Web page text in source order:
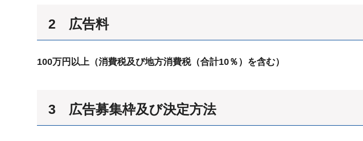
2 広告料
100万円以上（消費税及び地方消費税（合計10％）を含む）
3 広告募集枠及び決定方法